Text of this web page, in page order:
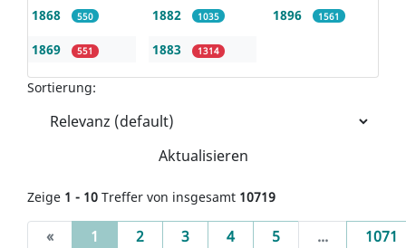
1868 550
1869 551
1882 1035
1883 1314
1896 1561
Sortierung:
Aktualisieren
Zeige 1 - 10 Treffer von insgesamt 10719
« 1 (current)
2 3 4 5 ... 1071